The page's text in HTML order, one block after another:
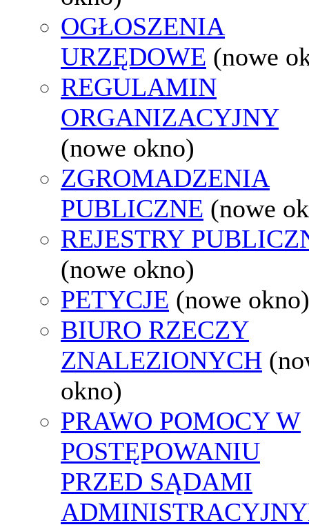
OGŁOSZENIA
URZĘDOWE (nowe
REGULAMIN
ORGANIZACYJNY
(nowe okno)
ZGROMADZENIA
PUBLICZNE (nowe
REJESTRY
(nowe okno)
PETYCJE (nowe okno)
BIURO RZECZY
ZNALEZIONYCH
okno)
PRAWO POMOCY W
POSTĘPOWANIU
PRZED SĄDAMI